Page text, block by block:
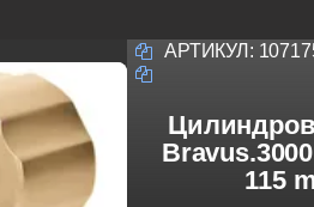
АРТИКУЛ:
115